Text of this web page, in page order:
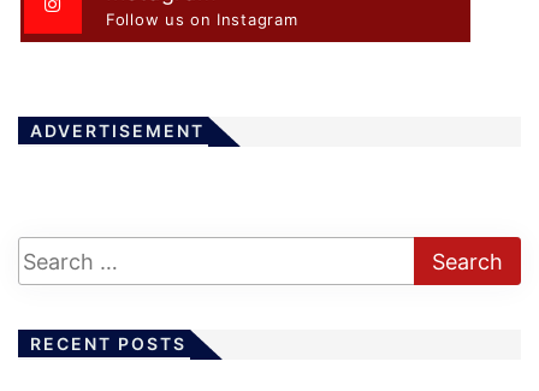
Follow us on Instagram
ADVERTISEMENT
RECENT POSTS